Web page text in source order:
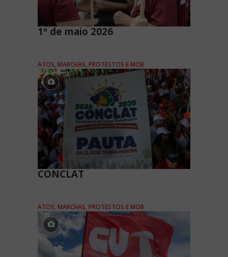
1º de maio 2026
ATOS, MARCHAS, PROTESTOS E MOB
CONCLAT
ATOS, MARCHAS, PROTESTOS E MOB